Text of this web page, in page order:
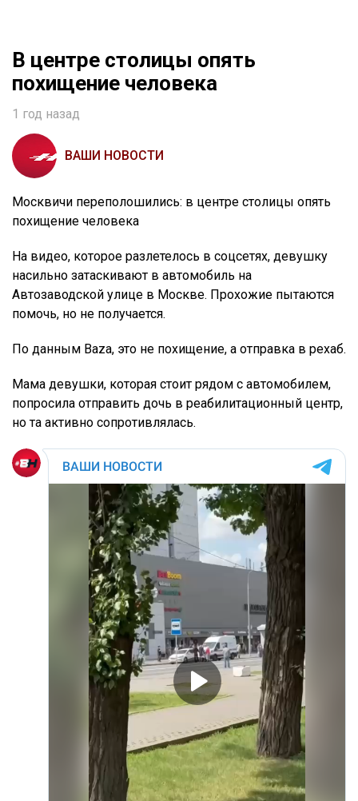
В центре столицы опять
похищение человека
1 год назад
ВАШИ НОВОСТИ
Москвичи переполошились: в центре столицы опять
похищение человека
На видео, которое разлетелось в соцсетях, девушку
насильно затаскивают в автомобиль на
Автозаводской улице в Москве. Прохожие пытаются
помочь, но не получается.
По данным Baza, это не похищение, а отправка в рехаб.
Мама девушки, которая стоит рядом с автомобилем,
попросила отправить дочь в реабилитационный центр,
но та активно сопротивлялась.